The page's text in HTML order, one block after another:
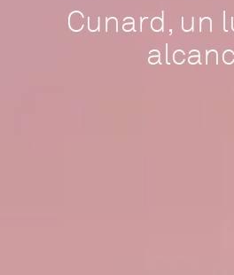
Cunard, un